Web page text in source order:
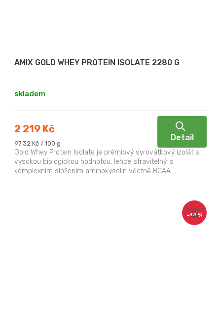
AMIX GOLD WHEY PROTEIN ISOLATE 2280 G
skladem
2 219 Kč
Měrná
cena:
97,32 Kč / 100 g
Detail
Gold Whey Protein Isolate je prémiový syrovátkový izolát s
vysokou biologickou hodnotou, lehce stravitelný, s
komplexním složením aminokyselin včetně BCAA.
1 290
Kč
–14 %